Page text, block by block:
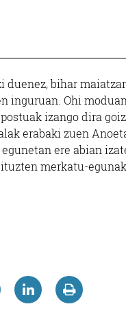
bihar
inguruan. Ohi
izango dira
erabaki zuen
ere abian
merkatu-